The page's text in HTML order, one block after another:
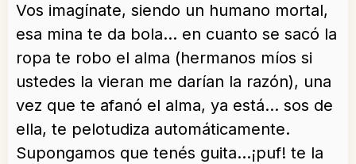
Vos imagínate, siendo un humano mortal,
esa mina te da bola… en cuanto se sacó la
ropa te robo el alma (hermanos míos si
ustedes la vieran me darían la razón), una
vez que te afanó el alma, ya está… sos de
ella, te pelotudiza automáticamente.
Supongamos que tenés guita…¡puf! te la